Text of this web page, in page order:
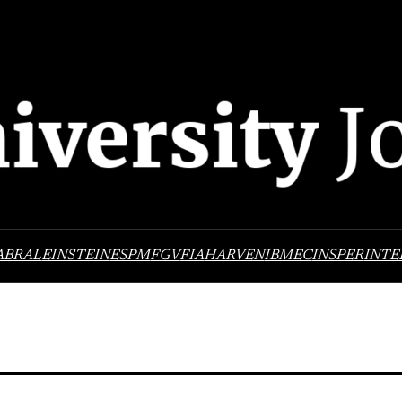
EINSTEINESPMFGVFIAHARVENIBMECINSPER